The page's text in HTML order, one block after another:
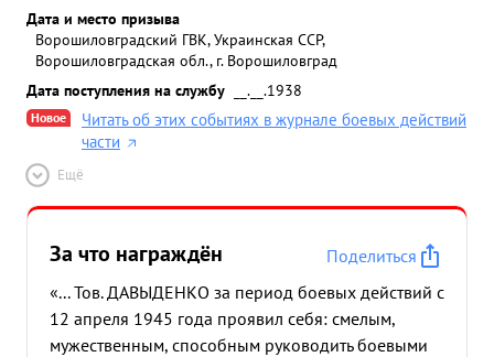
Дата и место призыва
Ворошиловградский ГВК, Украинская ССР,
Ворошиловградская обл., г. Ворошиловград
Дата поступления на службу
__.__.1938
Новое
Читать об этих событиях в журнале боевых действий
части
Ещё
За что награждён
Поделиться
«... Тов. ДАВЫДЕНКО за период боевых действий с
12 апреля 1945 года проявил себя: смелым,
мужественным, способным руководить боевыми